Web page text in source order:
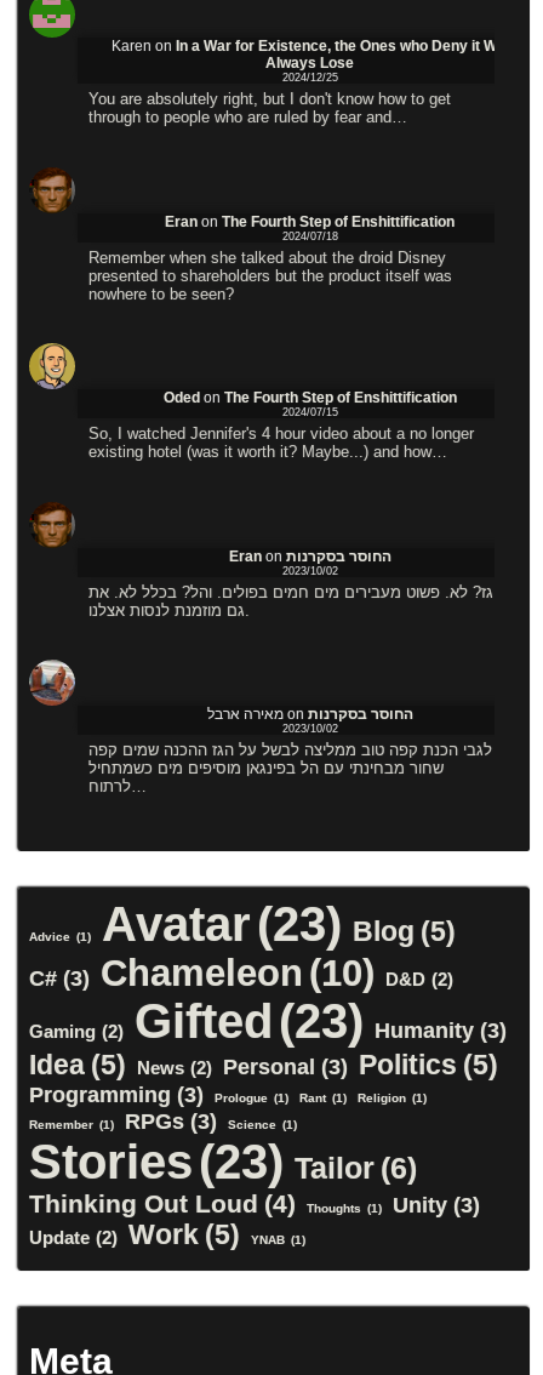
Karen on In a War for Existence, the Ones who Deny it Will
Always Lose
2024/12/25
You are absolutely right, but I don't know how to get
through to people who are ruled by fear and…
Eran onThe Fourth Step of Enshittification
2024/07/18
Remember when she talked about the droid Disney
presented to shareholders but the product itself was
nowhere to be seen?
Oded on The Fourth Step of Enshittification
2024/07/15
So, I watched Jennifer's 4 hour video about a no longer
existing hotel (was it worth it? Maybe...) and how…
Eranon החוסר בסקרנות
2023/10/02
גז? לא. פשוט מעבירים מים חמים בפולים. והל? בכלל לא. את
מאירה ארבלon החוסר בסקרנות
2023/10/02
לגבי הכנת קפה טוב ממליצה לבשל על הגז ההכנה שמים קפה
שחור מבחינתי עם הל בפינגאן מוסיפים מים כשמתחיל
לרתוח…
Advice (1) Avatar(23) Blog (5)
C# (3) Chameleon (10) D&D (2)
Gaming (2) Gifted (23) Humanity (3)
Idea (5) News (2) Personal (3) Politics (5)
Programming (3) Prologue (1) Rant (1) Religion (1)
Remember (1) RPGs (3) Science (1)
Stories(23) Tailor (6)
Thinking Out Loud (4) Thoughts (1) Unity (3)
Update (2) Work (5) YNAB (1)
Meta